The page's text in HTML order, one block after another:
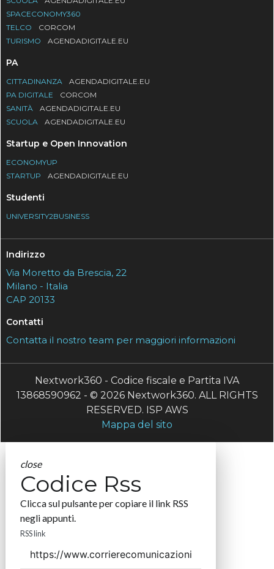
SPACECONOMY360
TELCO
CORCOM
TURISMO
AGENDADIGITALE.EU
PA
CITTADINANZA
AGENDADIGITALE.EU
PA DIGITALE
CORCOM
SANITÀ
AGENDADIGITALE.EU
SCUOLA
AGENDADIGITALE.EU
Startup e Open Innovation
ECONOMYUP
STARTUP
AGENDADIGITALE.EU
Studenti
UNIVERSITY2BUSINESS
Indirizzo
Via Moretto da Brescia, 22
Milano - Italia
CAP 20133
Contatti
Contatta il nostro team per maggiori informazioni
Nextwork360 - Codice fiscale e Partita IVA
13868590962 - © 2026 Nextwork360. ALL RIGHTS
RESERVED. ISP AWS
Mappa del sito
close
Codice Rss
Clicca sul pulsante per copiare il link RSS
negli appunti.
RSS link